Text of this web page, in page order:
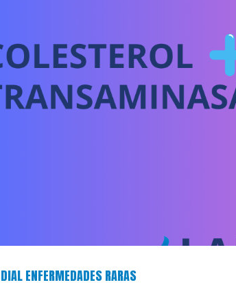
ENFERMEDADES RARAS